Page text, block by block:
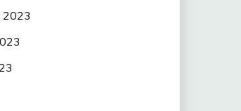
2023